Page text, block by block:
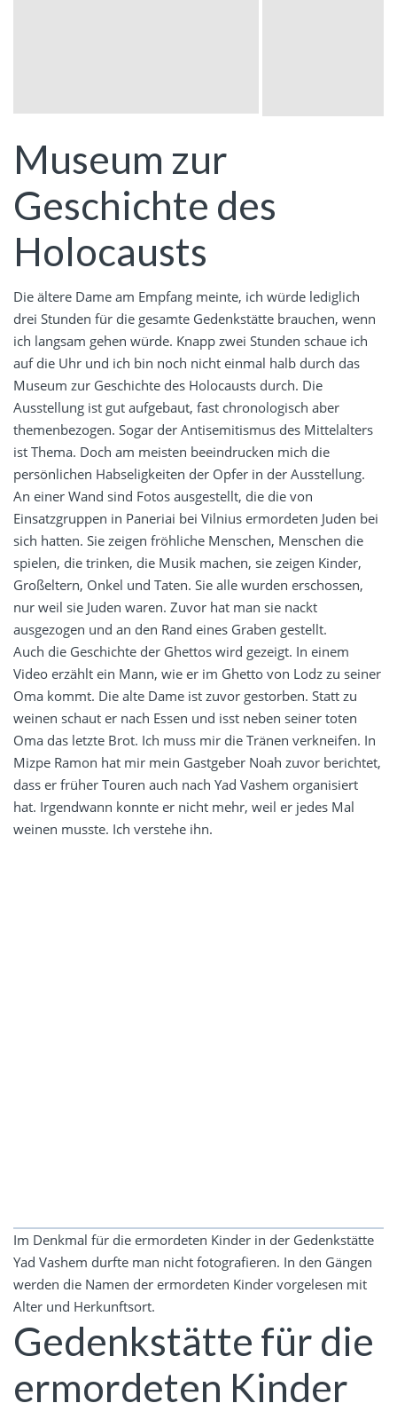
Museum zur
Geschichte des
Holocausts
Die ältere Dame am Empfang meinte, ich würde lediglich
drei Stunden für die gesamte Gedenkstätte brauchen, wenn
ich langsam gehen würde. Knapp zwei Stunden schaue ich
auf die Uhr und ich bin noch nicht einmal halb durch das
Museum zur Geschichte des Holocausts durch. Die
Ausstellung ist gut aufgebaut, fast chronologisch aber
themenbezogen. Sogar der Antisemitismus des Mittelalters
ist Thema. Doch am meisten beeindrucken mich die
persönlichen Habseligkeiten der Opfer in der Ausstellung.
An einer Wand sind Fotos ausgestellt, die die von
Einsatzgruppen in Paneriai bei Vilnius ermordeten Juden bei
sich hatten. Sie zeigen fröhliche Menschen, Menschen die
spielen, die trinken, die Musik machen, sie zeigen Kinder,
Großeltern, Onkel und Taten. Sie alle wurden erschossen,
nur weil sie Juden waren. Zuvor hat man sie nackt
ausgezogen und an den Rand eines Graben gestellt.
Auch die Geschichte der Ghettos wird gezeigt. In einem
Video erzählt ein Mann, wie er im Ghetto von Lodz zu seiner
Oma kommt. Die alte Dame ist zuvor gestorben. Statt zu
weinen schaut er nach Essen und isst neben seiner toten
Oma das letzte Brot. Ich muss mir die Tränen verkneifen. In
Mizpe Ramon hat mir mein Gastgeber Noah zuvor berichtet,
dass er früher Touren auch nach Yad Vashem organisiert
hat. Irgendwann konnte er nicht mehr, weil er jedes Mal
weinen musste. Ich verstehe ihn.
Im Denkmal für die ermordeten Kinder in der Gedenkstätte
Yad Vashem durfte man nicht fotografieren. In den Gängen
werden die Namen der ermordeten Kinder vorgelesen mit
Alter und Herkunftsort.
Gedenkstätte für die
ermordeten Kinder